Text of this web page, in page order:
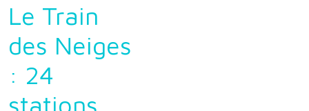
Le Train
des Neiges
: 24
stations